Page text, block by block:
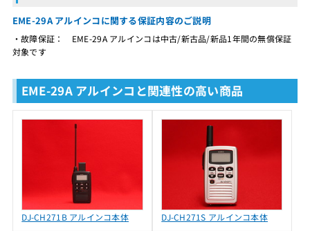
EME-29A アルインコに関する保証内容のご説明
・故障保証： EME-29A アルインコは中古/新古品/新品1年間の無償保証
対象です
EME-29A アルインコと関連性の高い商品
DJ-CH271B アルインコ本体 DJ-CH271S アルインコ本体